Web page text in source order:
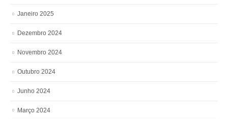
Janeiro 2025
Dezembro 2024
Novembro 2024
Outubro 2024
Junho 2024
Março 2024